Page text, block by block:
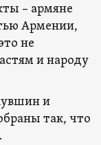
– армяне
Армении,
не
и народу
и
так, что